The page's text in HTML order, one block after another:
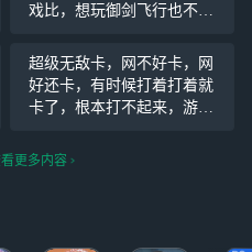
戏比，想玩御剑飞行也不是
还不如去○飞，，
超级无敌卡，网不好卡，网
好还卡，有时候打着打着就
卡了，根本打不起来，游戏b
起组队玩，我明明在线，她
更多内容